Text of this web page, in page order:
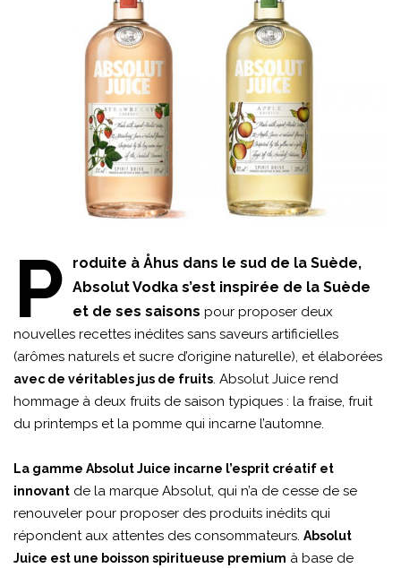
P
roduite à Åhus dans le sud de la Suède,
Absolut Vodka s’est inspirée de la Suède
et de ses saisons pour proposer deux
nouvelles recettes inédites sans saveurs artificielles
(arômes naturels et sucre d’origine naturelle), et élaborées
avec de véritables jus de fruits. Absolut Juice rend
hommage à deux fruits de saison typiques : la fraise, fruit
du printemps et la pomme qui incarne l’automne.
La gamme Absolut Juice incarne l’esprit créatif et
innovant de la marque Absolut, qui n’a de cesse de se
renouveler pour proposer des produits inédits qui
répondent aux attentes des consommateurs. Absolut
Juice est une boisson spiritueuse premium à base de